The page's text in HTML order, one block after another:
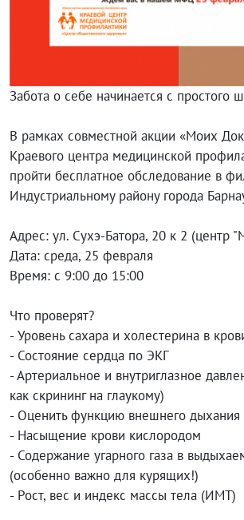
Забота о себе начинается с простого
В рамках совместной акции «Моих
Краевого центра медицинской
пройти бесплатное обследование в
Индустриальному району города
Адрес: ул. Сухэ-Батора, 20 к 2 (центр
Дата: среда, 25 февраля
Время: с 9:00 до 15:00
Что проверят?
- Уровень сахара и холестерина в
- Состояние сердца по ЭКГ
- Артериальное и внутриглазное
как скрининг на глаукому)
- Оценить функцию внешнего дыхания
- Насыщение крови кислородом
- Содержание угарного газа в
(особенно важно для курящих!)
- Рост, вес и индекс массы тела (ИМТ)